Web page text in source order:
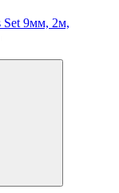
Set 9мм, 2м,